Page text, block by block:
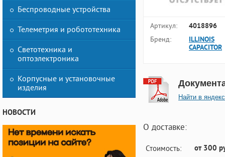
Беспроводные устройства
Телеметрия и робототехника
Светотехника и
оптоэлектроника
Корпусные и установочные
изделия
НОВОСТИ
Артикул: 4018896
Бренд:
ILLINOIS
CAPACITOR
Найти в яндекс
О доставке:
Стоимость: от 300